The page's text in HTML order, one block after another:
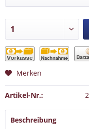
Merken
Artikel-Nr.:
Beschreibung